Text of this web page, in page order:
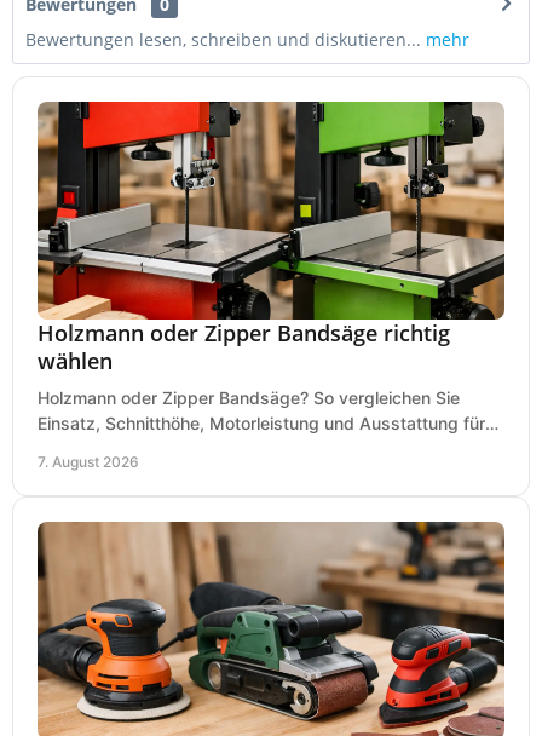
Bewertungen lesen, schreiben und diskutieren... mehr
Holzmann oder Zipper Bandsäge richtig
wählen
Holzmann oder Zipper Bandsäge? So vergleichen Sie
Einsatz, Schnitthöhe, Motorleistung und Ausstattung für
7. August 2026